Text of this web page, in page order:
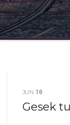
JUN 16
Gesek